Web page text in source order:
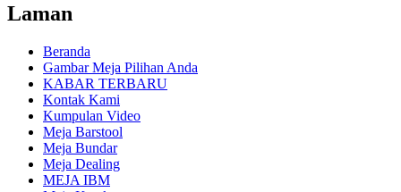
Laman
Beranda
Gambar Meja Pilihan Anda
KABAR TERBARU
Kontak Kami
Kumpulan Video
Meja Barstool
Meja Bundar
Meja Dealing
MEJA IBM